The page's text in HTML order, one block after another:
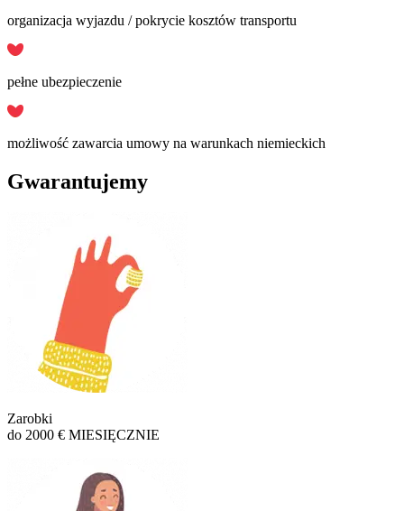
organizacja wyjazdu / pokrycie kosztów transportu
pełne ubezpieczenie
możliwość zawarcia umowy na warunkach niemieckich
Gwarantujemy
Zarobki
do 2000 € MIESIĘCZNIE